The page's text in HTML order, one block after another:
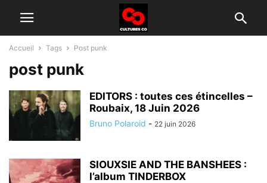
Accueil Tags Post punk
post punk
EDITORS : toutes ces étincelles –
Roubaix, 18 Juin 2026
Bruno Polaroid - 22 juin 2026
SIOUXSIE AND THE BANSHEES :
l’album TINDERBOX